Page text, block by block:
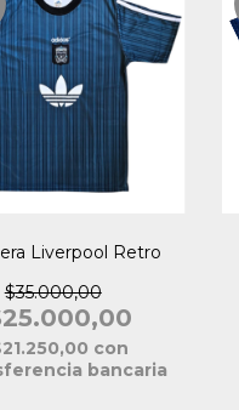
Liverpool Retro
$35.000,00
con
bancaria